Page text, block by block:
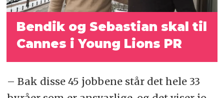
Bendik og Sebastian skal til
Cannes i Young Lions PR
– Bak disse 45 jobbene står det hele 33